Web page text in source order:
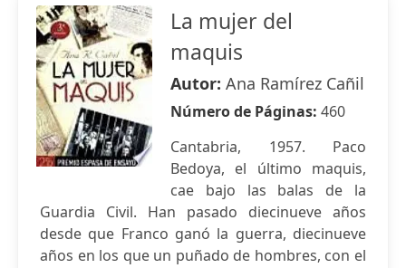
La mujer del
maquis
Autor: Ana Ramírez Cañil
Número de Páginas: 460
Cantabria, 1957. Paco
Bedoya, el último maquis,
cae bajo las balas de la
Guardia Civil. Han pasado diecinueve años
desde que Franco ganó la guerra, diecinueve
años en los que un puñado de hombres, con el